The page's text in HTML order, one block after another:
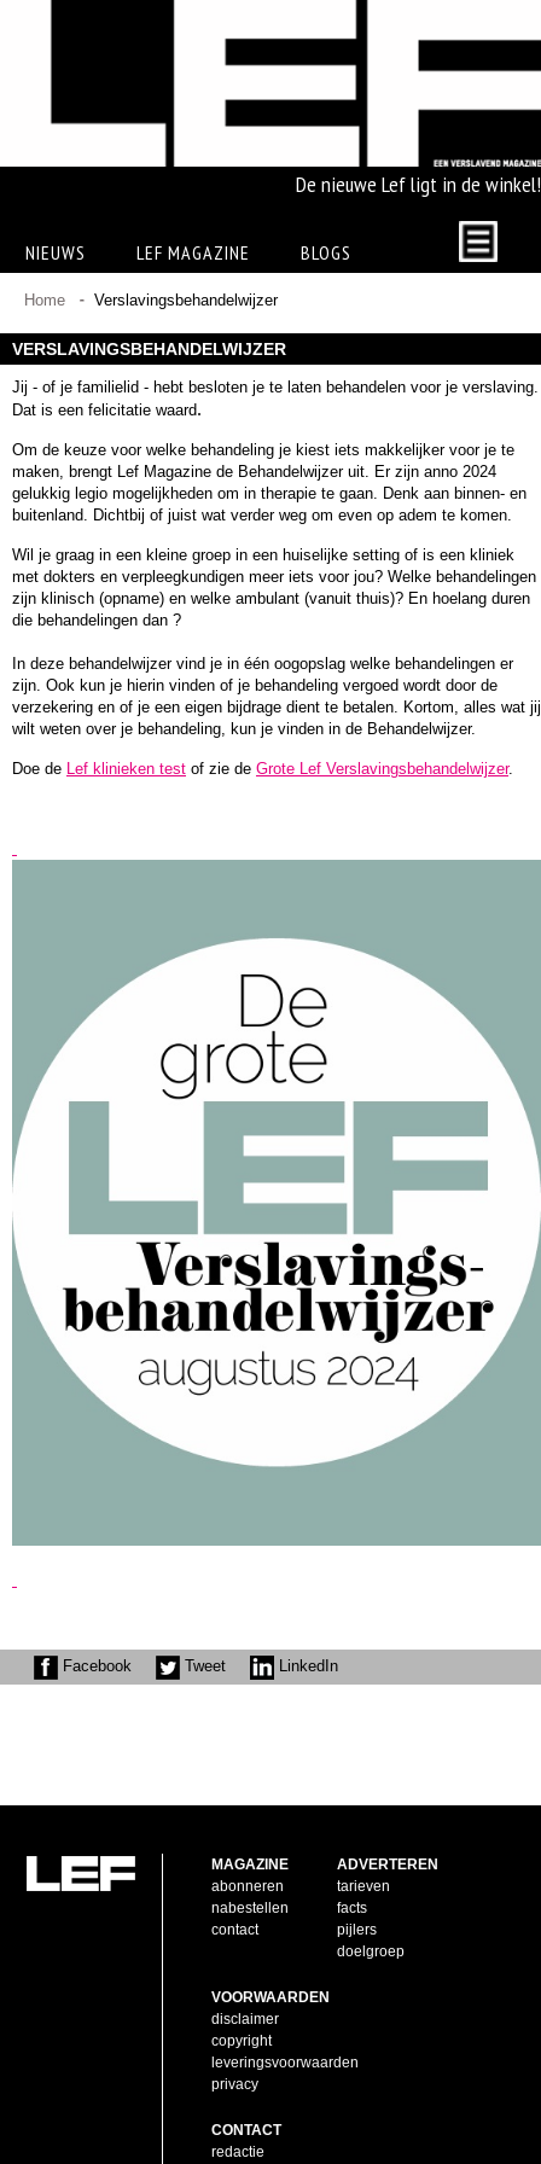
De nieuwe Lef ligt in de winkel!
NIEUWS LEF MAGAZINE BLOGS
Home Verslavingsbehandelwijzer
VERSLAVINGSBEHANDELWIJZER
Jij - of je familielid - hebt besloten je te laten behandelen voor je verslaving.
Dat is een felicitatie waard.
Om de keuze voor welke behandeling je kiest iets makkelijker voor je te
maken, brengt Lef Magazine de Behandelwijzer uit. Er zijn anno 2024
gelukkig legio mogelijkheden om in therapie te gaan. Denk aan binnen- en
buitenland. Dichtbij of juist wat verder weg om even op adem te komen.
Wil je graag in een kleine groep in een huiselijke setting of is een kliniek
met dokters en verpleegkundigen meer iets voor jou? Welke behandelingen
zijn klinisch (opname) en welke ambulant (vanuit thuis)? En hoelang duren
die behandelingen dan ?
In deze behandelwijzer vind je in één oogopslag welke behandelingen er
zijn. Ook kun je hierin vinden of je behandeling vergoed wordt door de
verzekering en of je een eigen bijdrage dient te betalen. Kortom, alles wat jij
wilt weten over je behandeling, kun je vinden in de Behandelwijzer.
Doe de Lef klinieken test of zie de Grote Lef Verslavingsbehandelwijzer.
Facebook Tweet LinkedIn
MAGAZINE
abonneren
nabestellen
contact
ADVERTEREN
tarieven
facts
pijlers
doelgroep
VOORWAARDEN
disclaimer
copyright
leveringsvoorwaarden
privacy
CONTACT
redactie